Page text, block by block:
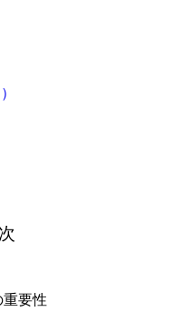
要性